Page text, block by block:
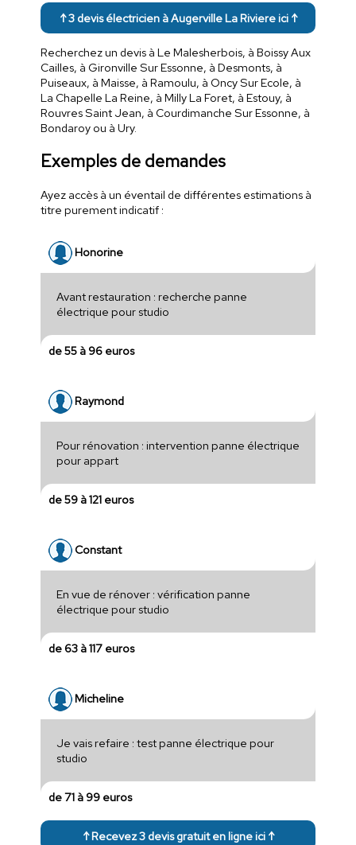
↑ 3 devis électricien à Augerville La Riviere ici ↑
Recherchez un devis à Le Malesherbois, à Boissy Aux
Cailles, à Gironville Sur Essonne, à Desmonts, à
Puiseaux, à Maisse, à Ramoulu, à Oncy Sur Ecole, à
La Chapelle La Reine, à Milly La Foret, à Estouy, à
Rouvres Saint Jean, à Courdimanche Sur Essonne, à
Bondaroy ou à Ury.
Exemples de demandes
Ayez accès à un éventail de différentes estimations à
titre purement indicatif :
Honorine
Avant restauration : recherche panne
électrique pour studio
de 55 à 96 euros
Raymond
Pour rénovation : intervention panne électrique
pour appart
de 59 à 121 euros
Constant
En vue de rénover : vérification panne
électrique pour studio
de 63 à 117 euros
Micheline
Je vais refaire : test panne électrique pour
studio
de 71 à 99 euros
↑ Recevez 3 devis gratuit en ligne ici ↑